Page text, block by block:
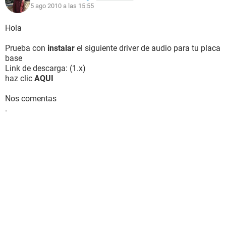
5 ago 2010 a las 15:55
Hola
Prueba con instalar el siguiente driver de audio para tu placa
base
Link de descarga: (1.x)
haz clic AQUI
Nos comentas
.